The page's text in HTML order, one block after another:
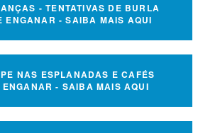
- TENTATIVAS DE BURLA
ENGANAR - SAIBA MAIS AQUI
NAS ESPLANADAS E CAFÉS
ENGANAR - SAIBA MAIS AQUI